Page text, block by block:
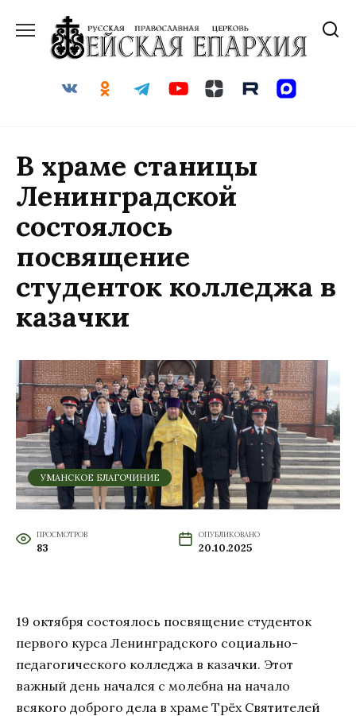
содержанию
В храме станицы
Ленинградской
состоялось
посвящение
студенток колледжа в
казачки
УМАНСКОЕ БЛАГОЧИНИЕ
ПРОСМОТРОВ
83
ОПУБЛИКОВАНО
20.10.2025
19 октября состоялось посвящение студенток
первого курса Ленинградского социально-
педагогического колледжа в казачки. Этот
важный день начался с молебна на начало
всякого доброго дела в храме Трёх Святителей